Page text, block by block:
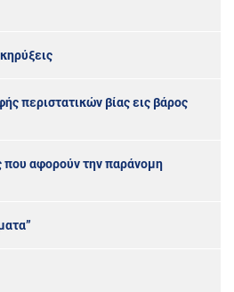
περιστατικών βίας εις βάρος
που αφορούν την παράνομη